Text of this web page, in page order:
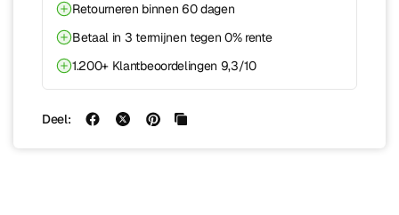
Retourneren binnen 60 dagen
Betaal in 3 termijnen tegen 0% rente
1.200+ Klantbeoordelingen 9,3/10
Deel: